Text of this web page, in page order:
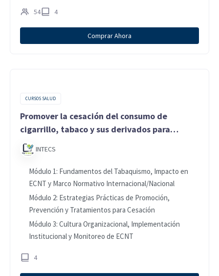
54 4
Comprar Ahora
CURSOS SALUD
Promover la cesación del consumo de
cigarrillo, tabaco y sus derivados para
prevenir enfermedades crónicas no
transmisibles (ECNT)
INTECS
Módulo 1: Fundamentos del Tabaquismo, Impacto en
ECNT y Marco Normativo Internacional/Nacional
Módulo 2: Estrategias Prácticas de Promoción,
Prevención y Tratamientos para Cesación
Módulo 3: Cultura Organizacional, Implementación
Institucional y Monitoreo de ECNT
4